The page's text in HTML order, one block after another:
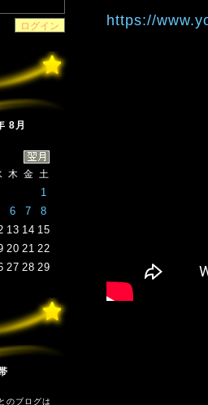
8月
木 金 土
1
6 7
8
13 14 15
20 21 22
27 28 29
のブログは
https://